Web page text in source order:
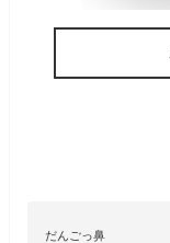
だんごっ鼻